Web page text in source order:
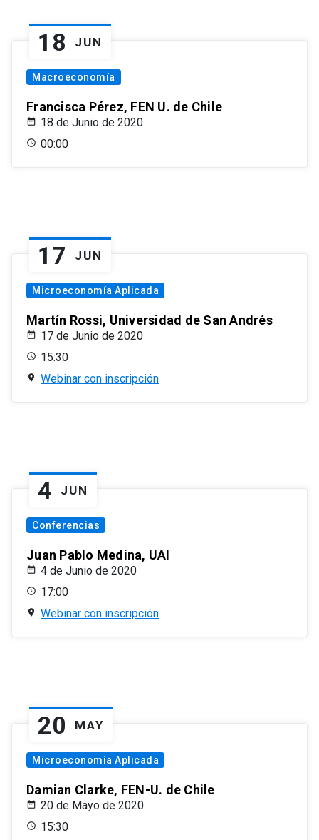
18 JUN
Macroeconomía
Francisca Pérez, FEN U. de Chile
18 de Junio de 2020
00:00
17 JUN
Microeconomía Aplicada
Martín Rossi, Universidad de San Andrés
17 de Junio de 2020
15:30
Webinar con inscripción
4 JUN
Conferencias
Juan Pablo Medina, UAI
4 de Junio de 2020
17:00
Webinar con inscripción
20 MAY
Microeconomía Aplicada
Damian Clarke, FEN-U. de Chile
20 de Mayo de 2020
15:30